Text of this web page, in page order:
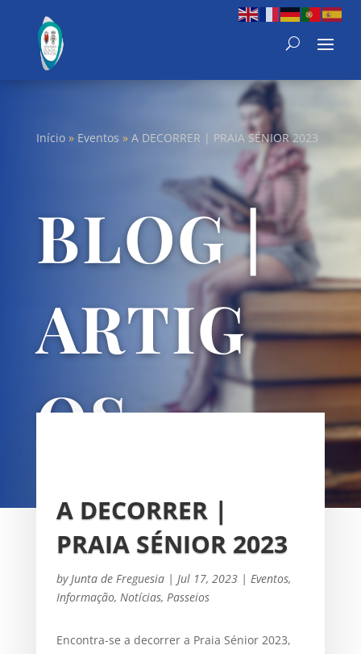
Início» Eventos » A DECORRER | PRAIA SÉNIOR 2023
BLOG |
ARTIG
OS
A DECORRER |
PRAIA SÉNIOR 2023
by Junta de Freguesia| Jul 17, 2023| Eventos,
Informação, Notícias, Passeios
Encontra-se a decorrer a Praia Sénior 2023,